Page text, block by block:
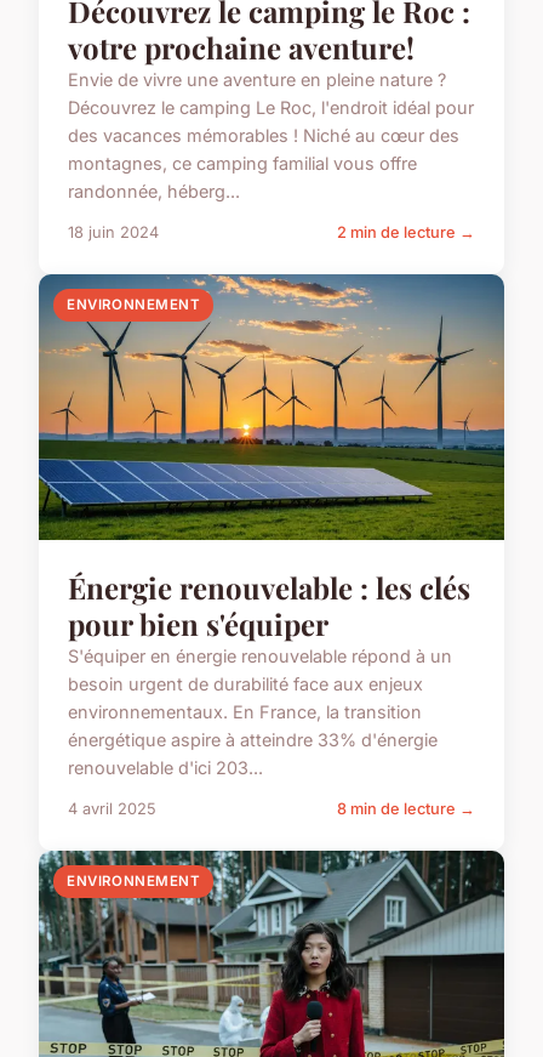
Découvrez le camping le Roc :
votre prochaine aventure!
Envie de vivre une aventure en pleine nature ?
Découvrez le camping Le Roc, l'endroit idéal pour
des vacances mémorables ! Niché au cœur des
montagnes, ce camping familial vous offre
randonnée, héberg...
18 juin 2024 2 min de lecture →
ENVIRONNEMENT
Énergie renouvelable : les clés
pour bien s'équiper
S'équiper en énergie renouvelable répond à un
besoin urgent de durabilité face aux enjeux
environnementaux. En France, la transition
énergétique aspire à atteindre 33% d'énergie
renouvelable d'ici 203...
4 avril 2025 8 min de lecture →
ENVIRONNEMENT